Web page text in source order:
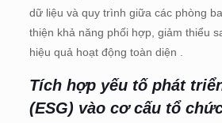
dữ liệu và quy trình giữa các phòng
thiện khả năng phối hợp, giảm thiểu
hiệu quả hoạt động toàn diện .
Tích hợp yếu tố phát
(ESG) vào cơ cấu tổ